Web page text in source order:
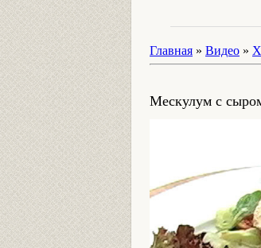
Главная » Видео »
Мескулум с